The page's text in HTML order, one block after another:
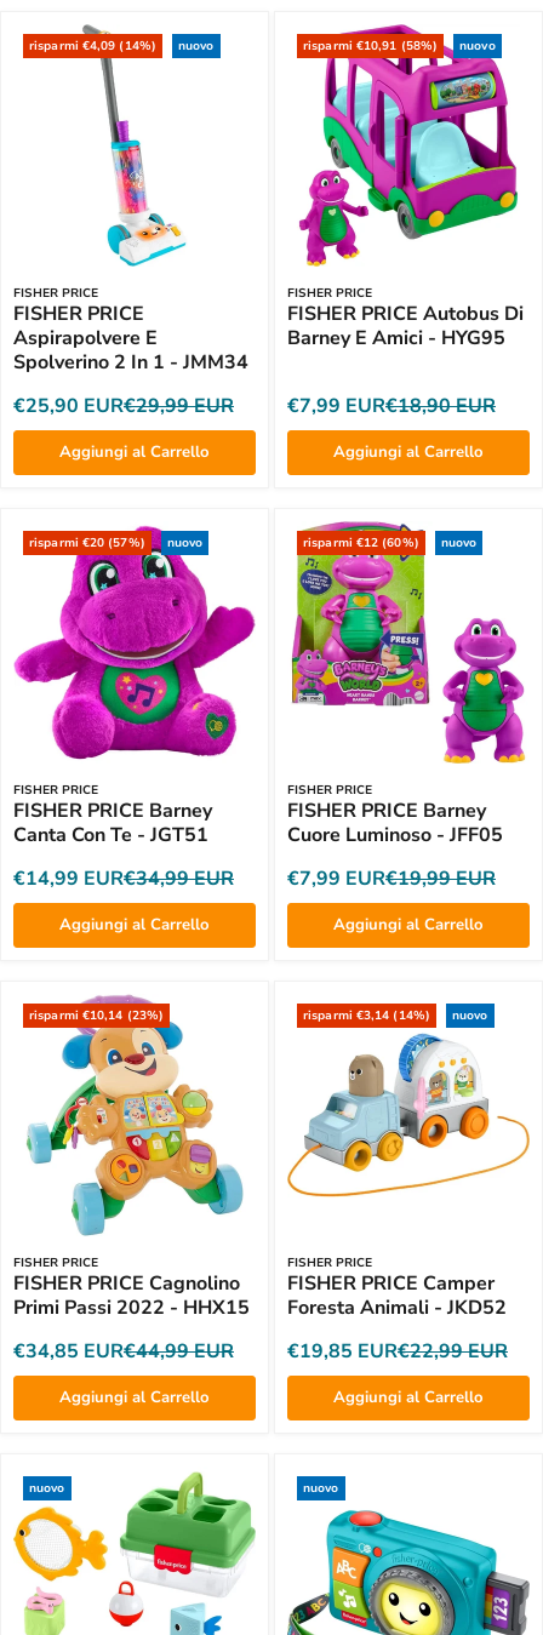
risparmi €4,09 (14%) nuovo
FISHER PRICE
FISHER PRICE
Aspirapolvere E
Spolverino 2 In 1 - JMM34
€25,90 EUR€29,99 EUR
Aggiungi al Carrello
risparmi €10,91 (58%) nuovo
FISHER PRICE
FISHER PRICE Autobus Di
Barney E Amici - HYG95
€7,99 EUR€18,90 EUR
Aggiungi al Carrello
risparmi €20 (57%) nuovo
FISHER PRICE
FISHER PRICE Barney
Canta Con Te - JGT51
€14,99 EUR€34,99 EUR
Aggiungi al Carrello
risparmi €12 (60%) nuovo
FISHER PRICE
FISHER PRICE Barney
Cuore Luminoso - JFF05
€7,99 EUR€19,99 EUR
Aggiungi al Carrello
risparmi €10,14 (23%)
FISHER PRICE
FISHER PRICE Cagnolino
Primi Passi 2022 - HHX15
€34,85 EUR€44,99 EUR
Aggiungi al Carrello
risparmi €3,14 (14%) nuovo
FISHER PRICE
FISHER PRICE Camper
Foresta Animali - JKD52
€19,85 EUR€22,99 EUR
Aggiungi al Carrello
nuovo nuovo